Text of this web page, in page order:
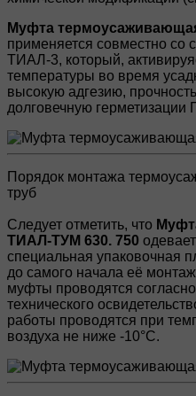
Муфта
применяется совместно со
ТИАЛ-3, который,
температуры во время
высокую адгезию,
долговечную герметизации
Порядок монтажа
труб
Следует отметить, что
ТИАЛ-ТУМ 630. 750
специальная упаковочная
до самого начала её
муфты проводятся
технического
работы проводятся при
воздуха не ниже -10°С.